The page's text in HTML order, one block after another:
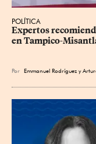
POLÍTICA
Expertos
en Tampico-
Por Emmanuel Rodríguez y